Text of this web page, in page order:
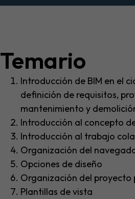
Temario​
Introducción de BIM en el
definición de requisitos,
mantenimiento y
Introducción al concepto
Introducción al trabajo
Organización del
Opciones de diseño
Organización del proyecto
Plantillas de vista